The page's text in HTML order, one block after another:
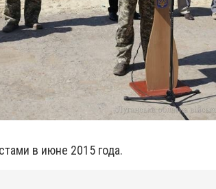
в июне 2015 года.